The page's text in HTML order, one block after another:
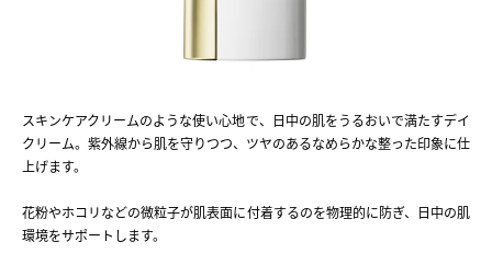
スキンケアクリームのような使い心地で、日中の肌をうるおいで満たすデイ
クリーム。紫外線から肌を守りつつ、ツヤのあるなめらかな整った印象に仕
上げます。
花粉やホコリなどの微粒子が肌表面に付着するのを物理的に防ぎ、日中の肌
環境をサポートします。